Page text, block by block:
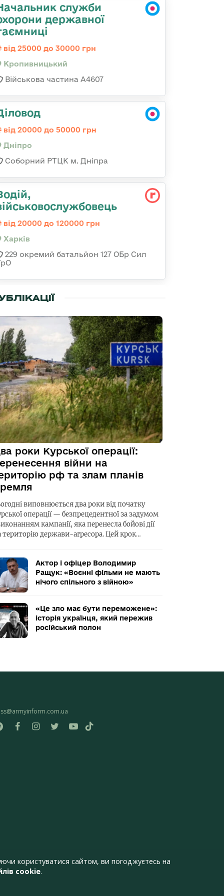
служби
державної
від 25000 до 30000 грн
Кропивницький
Військова частина А4607
від 20000 до 50000 грн
Дніпро
Соборний РТЦК м. Дніпра
від 20000 до 120000 грн
Харків
229 окремий батальйон 127 ОБр Сил
роки Курської операції:
війни на
рф та злам планів
виповнюється два роки від початку
операції — безпрецедентної за задумом
кампанії, яка перенесла бойові дії
територію держави-агресора. Цей крок…
Актор і офіцер Володимир
Ращук: «Воєнні фільми не мають
нічого спільного з війною»
«Це зло має бути переможене»:
історія українця, який пережив
російський полон
користуватися сайтом, ви погоджуєтесь на
cookie.